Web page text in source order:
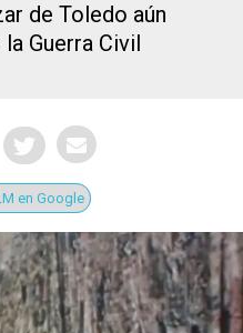
de Toledo aún
Guerra Civil
en Google